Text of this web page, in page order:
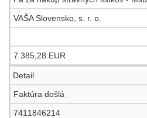
VAŠA Slovensko, s. r. o.
7 385,28 EUR
Detail
Faktúra došlá
7411846214